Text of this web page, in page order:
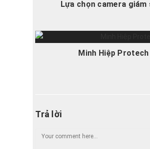
Lựa chọn camera
Minh Hiệp
Trả lời
Comment